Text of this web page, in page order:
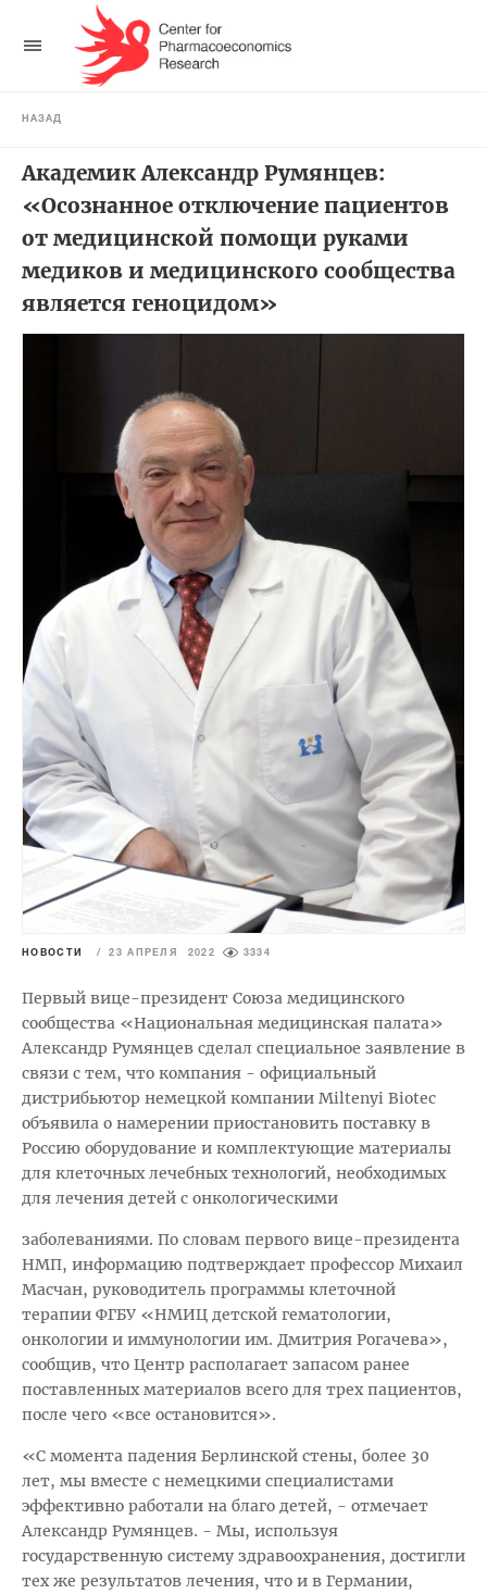
НАЗАД
Академик Александр Румянцев:
«Осознанное отключение пациентов
от медицинской помощи руками
медиков и медицинского сообщества
является геноцидом»
НОВОСТИ / 23 АПРЕЛЯ 2022 3334
Первый вице-президент Союза медицинского
сообщества «Национальная медицинская палата»
Александр Румянцев сделал специальное заявление в
связи с тем, что компания - официальный
дистрибьютор немецкой компании Miltenyi Biotec
объявила о намерении приостановить поставку в
Россию оборудование и комплектующие материалы
для клеточных лечебных технологий, необходимых
для лечения детей с онкологическими
заболеваниями. По словам первого вице-президента
НМП, информацию подтверждает профессор Михаил
Масчан, руководитель программы клеточной
терапии ФГБУ «НМИЦ детской гематологии,
онкологии и иммунологии им. Дмитрия Рогачева»,
сообщив, что Центр располагает запасом ранее
поставленных материалов всего для трех пациентов,
после чего «все остановится».
«С момента падения Берлинской стены, более 30
лет, мы вместе с немецкими специалистами
эффективно работали на благо детей, - отмечает
Александр Румянцев. - Мы, используя
государственную систему здравоохранения, достигли
тех же результатов лечения, что и в Германии,